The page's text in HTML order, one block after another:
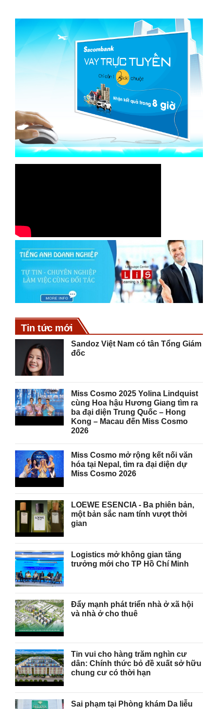
Tin tức mới
Sandoz Việt Nam có tân Tổng Giám
đốc
Miss Cosmo 2025 Yolina Lindquist
cùng Hoa hậu Hương Giang tìm ra
ba đại diện Trung Quốc – Hong
Kong – Macau đến Miss Cosmo
2026
Miss Cosmo mở rộng kết nối văn
hóa tại Nepal, tìm ra đại diện dự
Miss Cosmo 2026
LOEWE ESENCIA - Ba phiên bản,
một bản sắc nam tính vượt thời
gian
Logistics mở không gian tăng
trưởng mới cho TP Hồ Chí Minh
Đẩy mạnh phát triển nhà ở xã hội
và nhà ở cho thuê
Tin vui cho hàng trăm nghìn cư
dân: Chính thức bỏ đề xuất sở hữu
chung cư có thời hạn
Sai phạm tại Phòng khám Da liễu